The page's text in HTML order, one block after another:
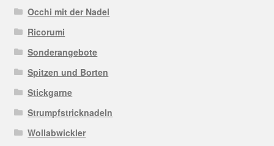
Occhi mit der Nadel
Ricorumi
Sonderangebote
Spitzen und Borten
Stickgarne
Strumpfstricknadeln
Wollabwickler